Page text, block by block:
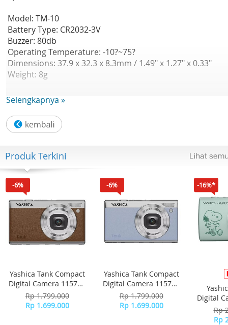
Model: TM-10
Battery Type: CR2032-3V
Buzzer: 80db
Operating Temperature: -10?~75?
Dimensions: 37.9 x 32.3 x 8.3mm / 1.49" x 1.27" x 0.33"
Weight: 8g
Selengkapnya »
Produk Terkini
-6%
Yashica Tank Compact
Digital Camera 115755
- Brown
Rp 1.799.000
Rp 1.699.000
-6%
Yashica Tank Compact
Digital Camera 115756
- Sky Blue
Rp 1.799.000
Rp 1.699.000
-16%*
Digital
Rp
Rp